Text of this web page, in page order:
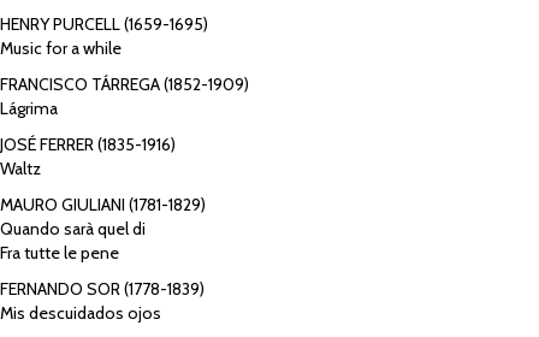
HENRY PURCELL (1659-1695)
Music for a while
FRANCISCO TÁRREGA (1852-1909)
Lágrima
JOSÉ FERRER (1835-1916)
Waltz
MAURO GIULIANI (1781-1829)
Quando sarà quel di
Fra tutte le pene
FERNANDO SOR (1778-1839)
Mis descuidados ojos